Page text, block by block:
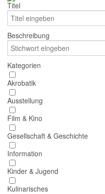
Titel
Beschreibung
Kategorien
Akrobatik
Ausstellung
Film & Kino
Gesellschaft & Geschichte
Information
Kinder & Jugend
Kulinarisches